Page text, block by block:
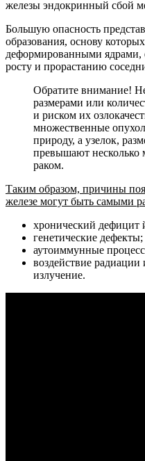
железы эндокринный сбой
Большую опасность
образования, основу
деформированными ядрами,
росту и прорастанию
Обратите внимание!
размерами или
и риском их
множественные
природу, а узелок,
превышают несколько
раком.
Таким образом, причины
железе могут быть самыми
хронический дефицит
генетические дефекты;
аутоиммунные
воздействие радиации
излучение.